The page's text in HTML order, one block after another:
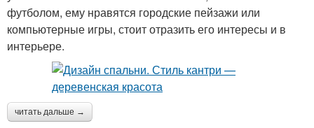
футболом, ему нравятся городские пейзажи или
компьютерные игры, стоит отразить его интересы и в
интерьере.
читать дальше →